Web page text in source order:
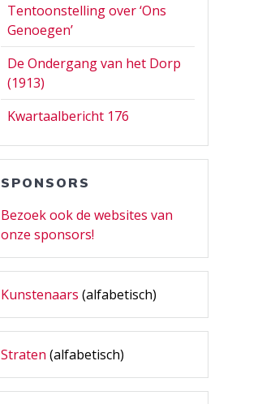
Tentoonstelling over ‘Ons
Genoegen’
De Ondergang van het Dorp
(1913)
Kwartaalbericht 176
SPONSORS
Bezoek ook de websites van
onze sponsors!
Kunstenaars (alfabetisch)
Straten (alfabetisch)